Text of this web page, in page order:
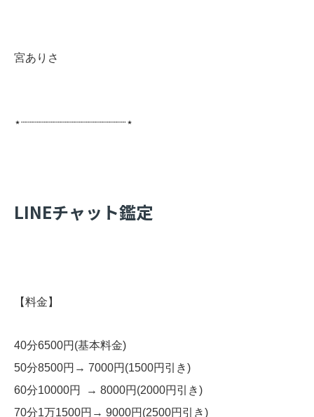
宮ありさ
⋆┈┈┈┈┈┈┈┈┈┈┈┈┈┈┈⋆
LINEチャット鑑定
【料金】
40分6500円(基本料金)
50分8500円→ 7000円(1500円引き)
60分10000円 → 8000円(2000円引き)
70分1万1500円→ 9000円(2500円引き)